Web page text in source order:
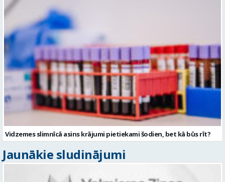
Vidzemes slimnīcā asins krājumi pietiekami šodien, bet kā būs rīt?
Jaunākie sludinājumi